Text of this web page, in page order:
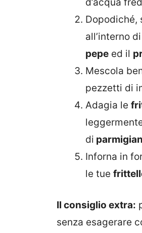
Dopodiché,
all’interno
pepe ed il
Mescola
pezzetti di
Adagia le
di
Inforna in
le tue
Il consiglio extra:
senza esagerare